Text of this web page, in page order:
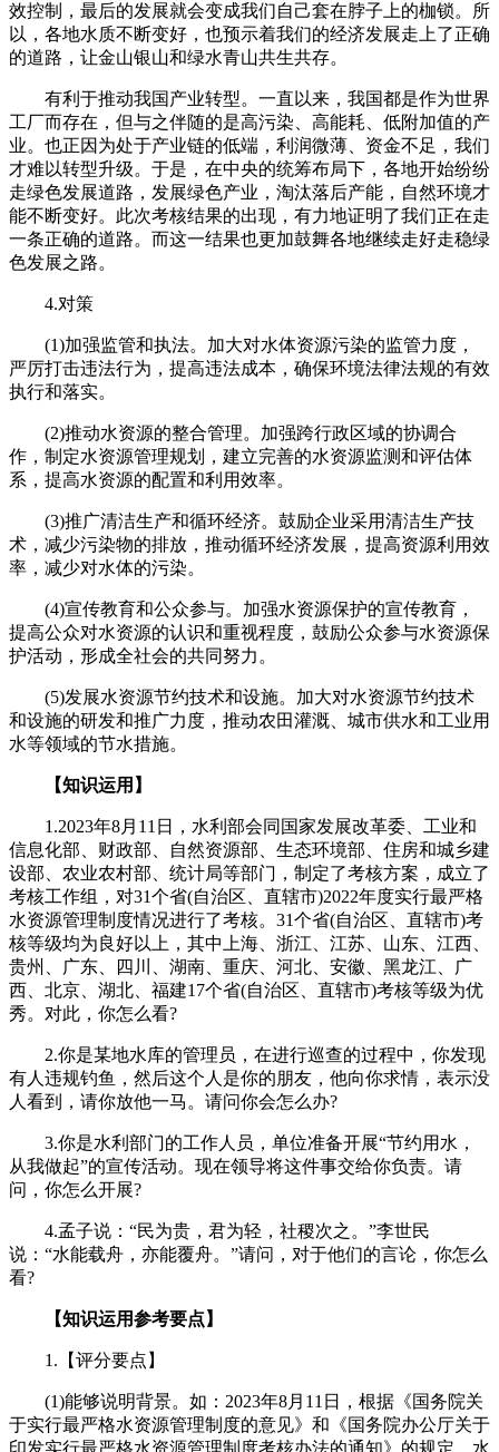
效控制，最后的发展就会变成我们自己套在脖子上的枷锁。所
以，各地水质不断变好，也预示着我们的经济发展走上了正确
的道路，让金山银山和绿水青山共生共存。
有利于推动我国产业转型。一直以来，我国都是作为世界
工厂而存在，但与之伴随的是高污染、高能耗、低附加值的产
业。也正因为处于产业链的低端，利润微薄、资金不足，我们
才难以转型升级。于是，在中央的统筹布局下，各地开始纷纷
走绿色发展道路，发展绿色产业，淘汰落后产能，自然环境才
能不断变好。此次考核结果的出现，有力地证明了我们正在走
一条正确的道路。而这一结果也更加鼓舞各地继续走好走稳绿
色发展之路。
4.对策
(1)加强监管和执法。加大对水体资源污染的监管力度，
严厉打击违法行为，提高违法成本，确保环境法律法规的有效
执行和落实。
(2)推动水资源的整合管理。加强跨行政区域的协调合
作，制定水资源管理规划，建立完善的水资源监测和评估体
系，提高水资源的配置和利用效率。
(3)推广清洁生产和循环经济。鼓励企业采用清洁生产技
术，减少污染物的排放，推动循环经济发展，提高资源利用效
率，减少对水体的污染。
(4)宣传教育和公众参与。加强水资源保护的宣传教育，
提高公众对水资源的认识和重视程度，鼓励公众参与水资源保
护活动，形成全社会的共同努力。
(5)发展水资源节约技术和设施。加大对水资源节约技术
和设施的研发和推广力度，推动农田灌溉、城市供水和工业用
水等领域的节水措施。
【知识运用】
1.2023年8月11日，水利部会同国家发展改革委、工业和
信息化部、财政部、自然资源部、生态环境部、住房和城乡建
设部、农业农村部、统计局等部门，制定了考核方案，成立了
考核工作组，对31个省(自治区、直辖市)2022年度实行最严格
水资源管理制度情况进行了考核。31个省(自治区、直辖市)考
核等级均为良好以上，其中上海、浙江、江苏、山东、江西、
贵州、广东、四川、湖南、重庆、河北、安徽、黑龙江、广
西、北京、湖北、福建17个省(自治区、直辖市)考核等级为优
秀。对此，你怎么看?
2.你是某地水库的管理员，在进行巡查的过程中，你发现
有人违规钓鱼，然后这个人是你的朋友，他向你求情，表示没
人看到，请你放他一马。请问你会怎么办?
3.你是水利部门的工作人员，单位准备开展“节约用水，
从我做起”的宣传活动。现在领导将这件事交给你负责。请
问，你怎么开展?
4.孟子说：“民为贵，君为轻，社稷次之。”李世民
说：“水能载舟，亦能覆舟。”请问，对于他们的言论，你怎么
看?
【知识运用参考要点】
1.【评分要点】
(1)能够说明背景。如：2023年8月11日，根据《国务院关
于实行最严格水资源管理制度的意见》和《国务院办公厅关于